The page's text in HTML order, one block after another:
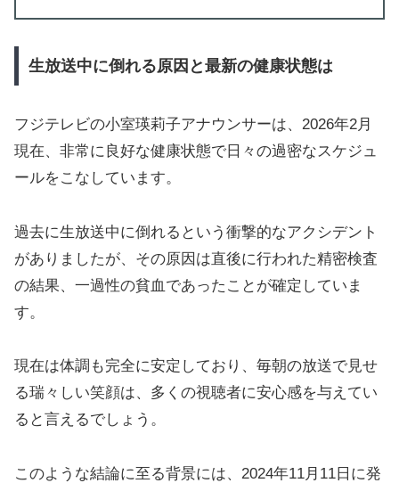
生放送中に倒れる原因と最新の健康状態は
フジテレビの小室瑛莉子アナウンサーは、2026年2月
現在、非常に良好な健康状態で日々の過密なスケジュ
ールをこなしています。
過去に生放送中に倒れるという衝撃的なアクシデント
がありましたが、その原因は直後に行われた精密検査
の結果、一過性の貧血であったことが確定していま
す。
現在は体調も完全に安定しており、毎朝の放送で見せ
る瑞々しい笑顔は、多くの視聴者に安心感を与えてい
ると言えるでしょう。
このような結論に至る背景には、2024年11月11日に発